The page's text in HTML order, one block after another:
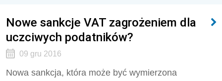
Nowe sankcje VAT zagrożeniem dla
uczciwych podatników?
09 gru 2016
Nowa sankcja, która może być wymierzona